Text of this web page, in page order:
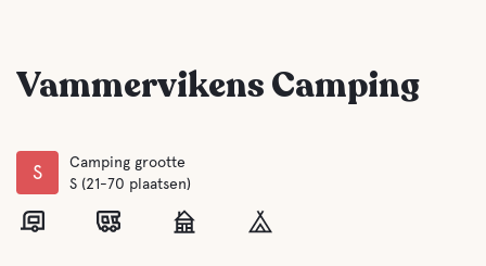
Vammervikens Camping
S
Camping grootte
S (21-70 plaatsen)